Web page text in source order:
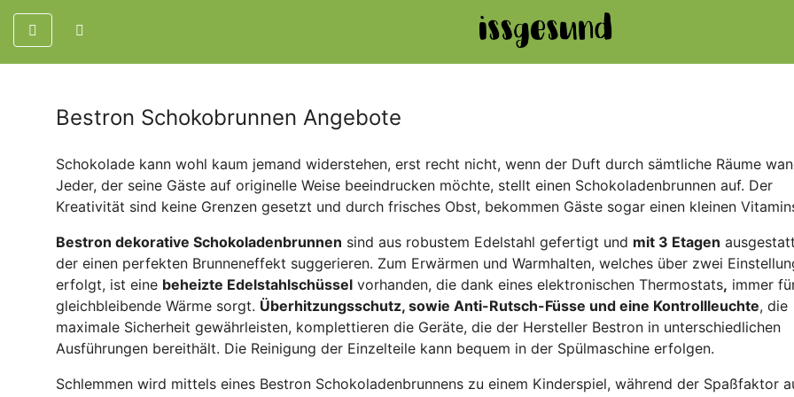
Bestron Schokobrunnen Angebote
Schokolade kann wohl kaum jemand widerstehen, erst recht nicht, wenn der Duft durch sämtliche Räume
Jeder, der seine Gäste auf originelle Weise beeindrucken möchte, stellt einen Schokoladenbrunnen auf. Der
Kreativität sind keine Grenzen gesetzt und durch frisches Obst, bekommen Gäste sogar einen kleinen
Bestron dekorative Schokoladenbrunnen sind aus robustem Edelstahl gefertigt und mit 3 Etagen
der einen perfekten Brunneneffekt suggerieren. Zum Erwärmen und Warmhalten, welches über zwei
erfolgt, ist eine beheizte Edelstahlschüssel vorhanden, die dank eines elektronischen Thermostats, immer
gleichbleibende Wärme sorgt. Überhitzungsschutz, sowie Anti-Rutsch-Füsse und eine Kontrollleuchte, die
maximale Sicherheit gewährleisten, komplettieren die Geräte, die der Hersteller Bestron in unterschiedlichen
Ausführungen bereithält. Die Reinigung der Einzelteile kann bequem in der Spülmaschine erfolgen.
Schlemmen wird mittels eines Bestron Schokoladenbrunnens zu einem Kinderspiel, während der Spaßfaktor